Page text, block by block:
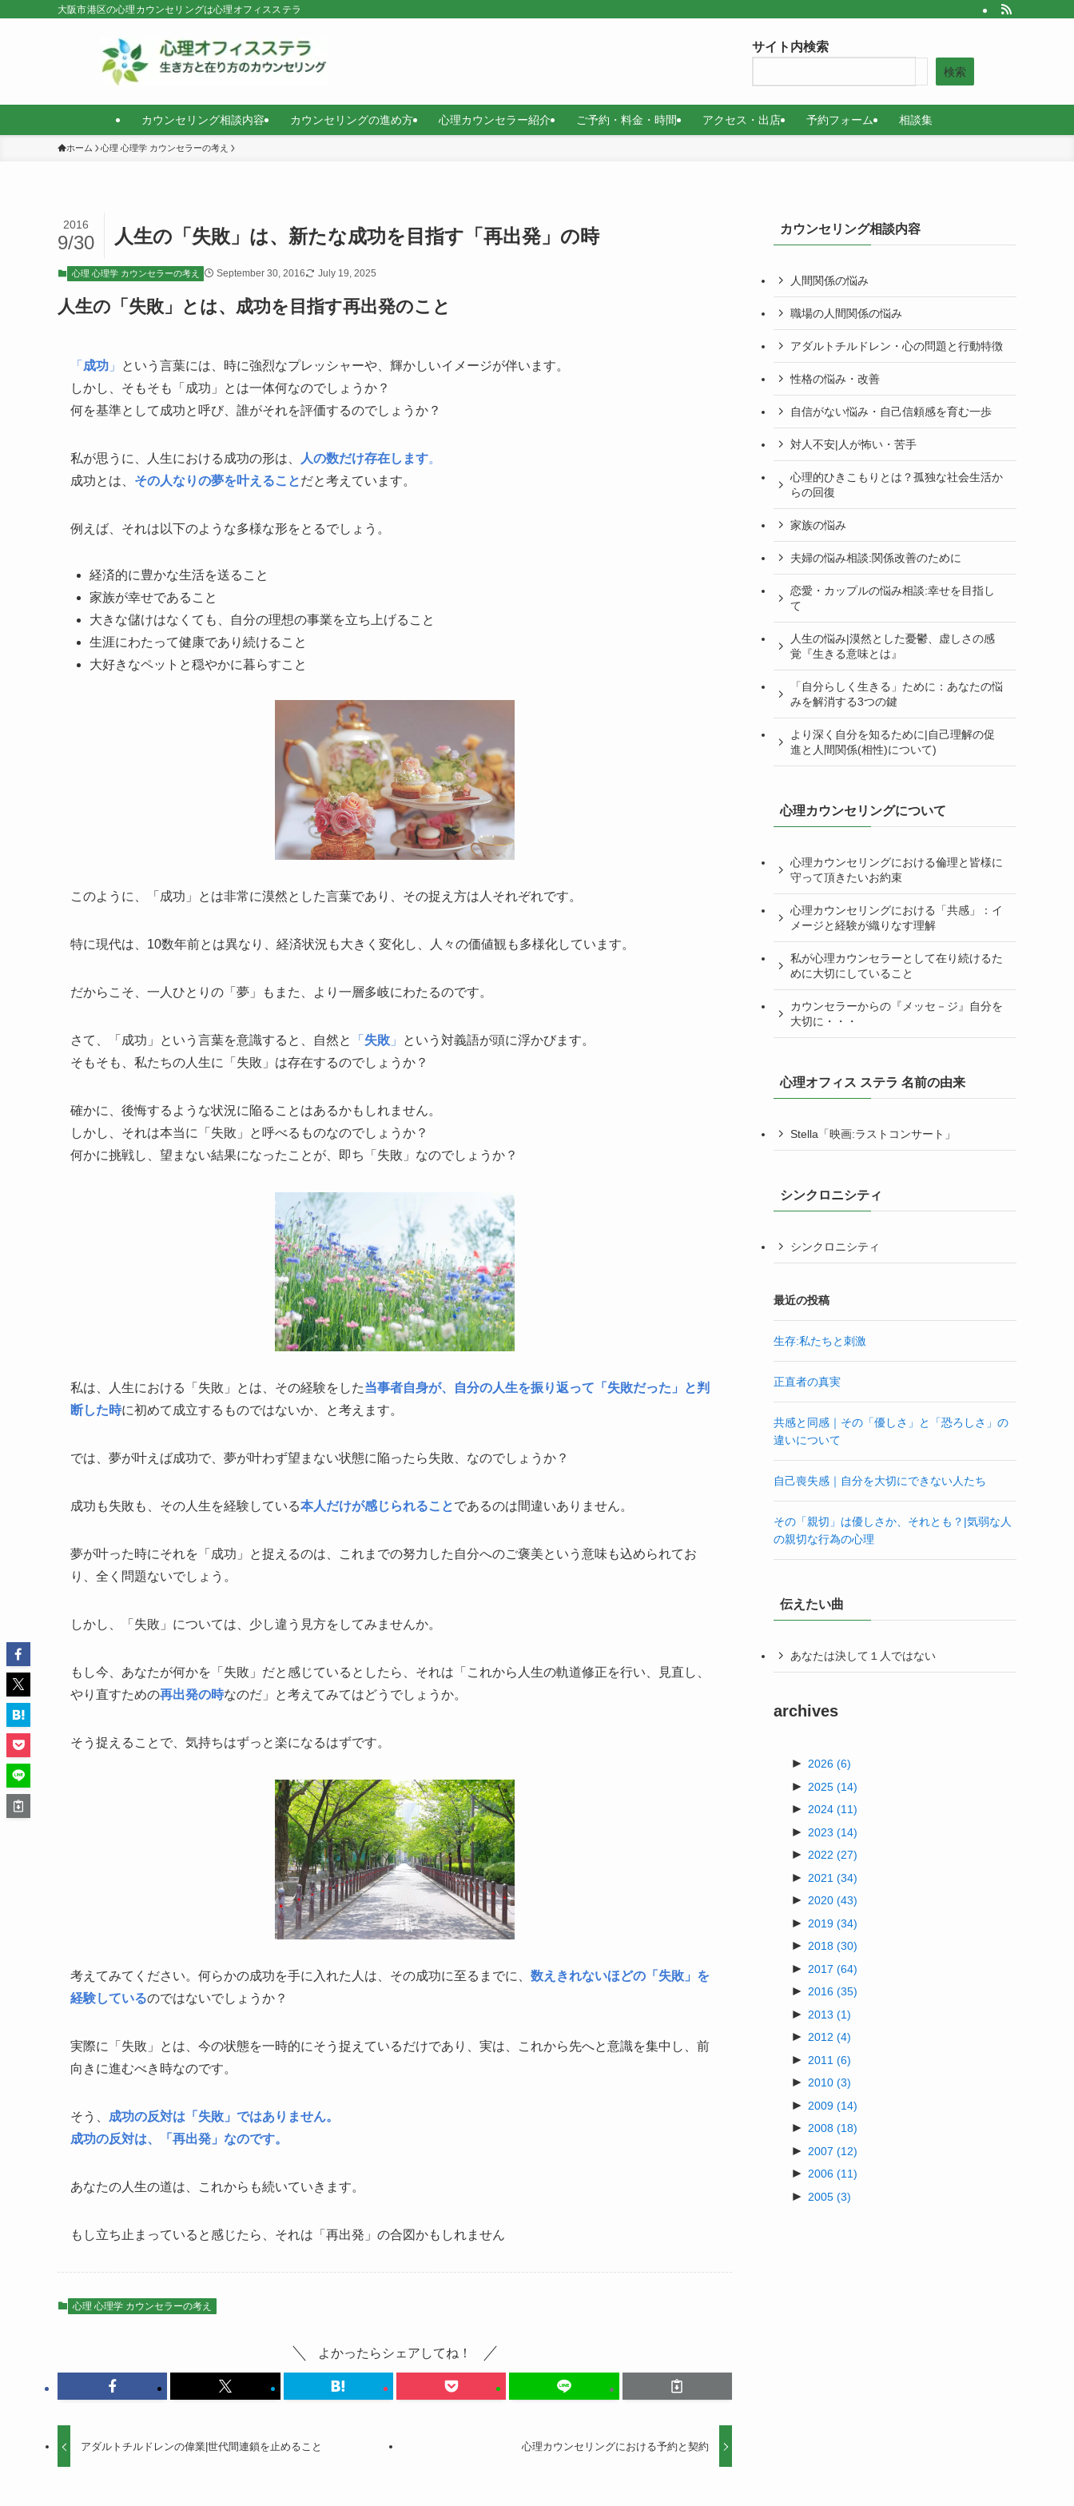
大阪市港区の心理カウンセリングは心理オフィスステラ
カウンセリング相談内容 カウンセリングの進め方 心理カウンセラー紹介 ご予約・料金・時間 アクセス・出店 予約フォーム 相談集
サイト内検索
検索
ホーム 心理 心理学 カウンセラーの考え
人生の「失敗」は、新たな成功を目指す「再出発」の時
2016
9/30
心理 心理学 カウンセラーの考え September 30, 2016 July 19, 2025
人生の「失敗」とは、成功を目指す再出発のこと
「 成功 」
という言葉には、時に強烈なプレッシャーや、輝かしいイメージが伴います。
しかし、そもそも「成功」とは一体何なのでしょうか？
何を基準として成功と呼び、誰がそれを評価するのでしょうか？
私が思うに、人生における成功の形は、 人の数だけ存在します。
成功とは、 その人なりの夢を叶えることだと考えています。
例えば、それは以下のような多様な形をとるでしょう。
経済的に豊かな生活を送ること
家族が幸せであること
大きな儲けはなくても、自分の理想の事業を立ち上げること
生涯にわたって健康であり続けること
大好きなペットと穏やかに暮らすこと
このように、「成功」とは非常に漠然とした言葉であり、その捉え方は人それぞれです。
特に現代は、10数年前とは異なり、経済状況も大きく変化し、人々の価値観も多様化しています。
だからこそ、一人ひとりの「夢」もまた、より一層多岐にわたるのです。
さて、「成功」という言葉を意識すると、自然と 「 失敗 」
という対義語が頭に浮かびます。
そもそも、私たちの人生に「失敗」は存在するのでしょうか？
確かに、後悔するような状況に陥ることはあるかもしれません。
しかし、それは本当に「失敗」と呼べるものなのでしょうか？
何かに挑戦し、望まない結果になったことが、即ち「失敗」なのでしょうか？
私は、人生における「失敗」とは、その経験をした当事者自身が、自分の人生を振り返って「失敗だった」と判
断した時に初めて成立するものではないか、と考えます。
では、夢が叶えば成功で、夢が叶わず望まない状態に陥ったら失敗、なのでしょうか？
成功も失敗も、その人生を経験している本人だけが感じられることであるのは間違いありません。
夢が叶った時にそれを「成功」と捉えるのは、これまでの努力した自分へのご褒美という意味も込められてお
り、全く問題ないでしょう。
しかし、「失敗」については、少し違う見方をしてみませんか。
もし今、あなたが何かを「失敗」だと感じているとしたら、それは「これから人生の軌道修正を行い、見直し、
やり直すための再出発の時なのだ」と考えてみてはどうでしょうか。
そう捉えることで、気持ちはずっと楽になるはずです。
考えてみてください。何らかの成功を手に入れた人は、その成功に至るまでに、 数えきれないほどの「失敗」を
経験しているのではないでしょうか？
実際に「失敗」とは、今の状態を一時的にそう捉えているだけであり、実は、これから先へと意識を集中し、前
向きに進むべき時なのです。
そう、 成功の反対は「失敗」ではありません。
成功の反対は、「再出発」なのです。
あなたの人生の道は、これからも続いていきます。
もし立ち止まっていると感じたら、それは「再出発」の合図かもしれません
心理 心理学 カウンセラーの考え
よかったらシェアしてね！
アダルトチルドレンの偉業|世代間連鎖を止めること 心理カウンセリングにおける予約と契約
カウンセリング相談内容
人間関係の悩み
職場の人間関係の悩み
アダルトチルドレン・心の問題と行動特徴
性格の悩み・改善
自信がない悩み・自己信頼感を育む一歩
対人不安|人が怖い・苦手
心理的ひきこもりとは？孤独な社会生活か
らの回復
家族の悩み
夫婦の悩み相談:関係改善のために
恋愛・カップルの悩み相談:幸せを目指し
て
人生の悩み|漠然とした憂鬱、虚しさの感
覚『生きる意味とは』
「自分らしく生きる」ために：あなたの悩
みを解消する3つの鍵
より深く自分を知るために|自己理解の促
進と人間関係(相性)について)
心理カウンセリングについて
心理カウンセリングにおける倫理と皆様に
守って頂きたいお約束
心理カウンセリングにおける「共感」：イ
メージと経験が織りなす理解
私が心理カウンセラーとして在り続けるた
めに大切にしていること
カウンセラーからの『メッセ－ジ』自分を
大切に・・・
心理オフィス ステラ 名前の由来
Stella「映画:ラストコンサート」
シンクロニシティ
シンクロニシティ
最近の投稿
生存:私たちと刺激
正直者の真実
共感と同感｜その「優しさ」と「恐ろしさ」の
違いについて
自己喪失感｜自分を大切にできない人たち
その「親切」は優しさか、それとも？|気弱な人
の親切な行為の心理
伝えたい曲
あなたは決して１人ではない
archives
► 2026 (6)
► 2025 (14)
► 2024 (11)
► 2023 (14)
► 2022 (27)
► 2021 (34)
► 2020 (43)
► 2019 (34)
► 2018 (30)
► 2017 (64)
► 2016 (35)
► 2013 (1)
► 2012 (4)
► 2011 (6)
► 2010 (3)
► 2009 (14)
► 2008 (18)
► 2007 (12)
► 2006 (11)
► 2005 (3)